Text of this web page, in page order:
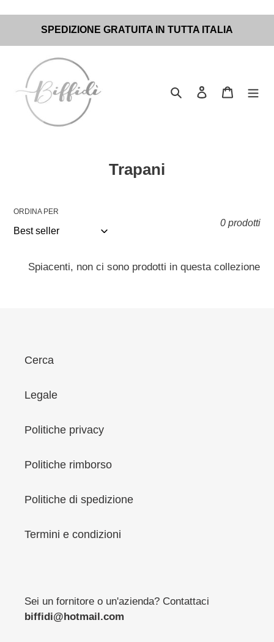
contenuti
SPEDIZIONE GRATUITA IN TUTTA ITALIA
Cerca Accedi Carrello
C
z
Trapani
ORDINA PER
0 prodotti
Spiacenti, non ci sono prodotti in questa collezione
Cerca
Legale
Politiche privacy
Politiche rimborso
Politiche di spedizione
Termini e condizioni
Sei un fornitore o un'azienda? Contattaci
biffidi@hotmail.com